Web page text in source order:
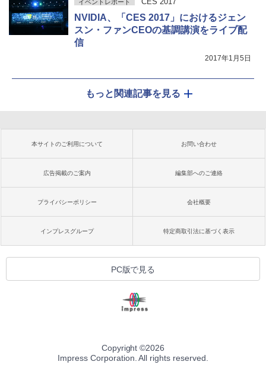
イベントレポート
NVIDIA、「CES 2017」におけるジェン
スン・ファンCEOの基調講演をライブ配
信
2017年1月5日
もっと関連記事を見る
本サイトのご利用について お問い合わせ
広告掲載のご案内 編集部へのご連絡
プライバシーポリシー 会社概要
インプレスグループ 特定商取引法に基づく表示
PC版で見る
Copyright ©2026
Impress Corporation. All rights reserved.